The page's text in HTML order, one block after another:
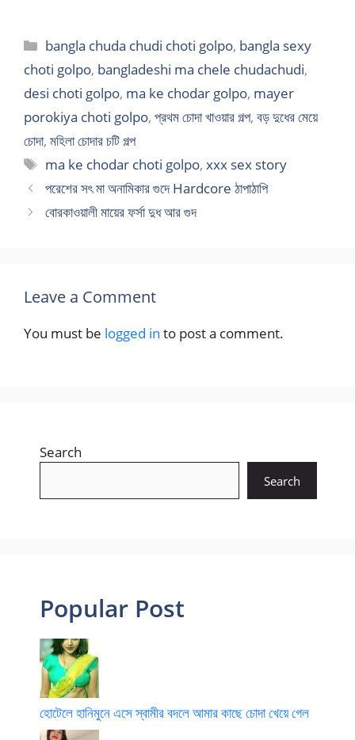
Categories
bangla chuda chudi choti golpo, bangla sexy
choti golpo, bangladeshi ma chele chudachudi,
desi choti golpo, ma ke chodar golpo, mayer
porokiya choti golpo, প্রথম চোদা খাওয়ার গল্প, বড় দুধের মেয়ে
চোদা, মহিলা চোদার চটি গল্প
Tags
ma ke chodar choti golpo,xxx sex story
পরেশের সৎ মা অনামিকার গুদে Hardcore ঠাপাঠাপি
বোরকাওয়ালী মায়ের ফর্সা দুধ আর গুদ
Leave a Comment
You must be logged in to post a comment.
Search
Search
Popular Post
হোটেলে হানিমুনে এসে স্বামীর বদলে আমার কাছে চোদা খেয়ে গেল